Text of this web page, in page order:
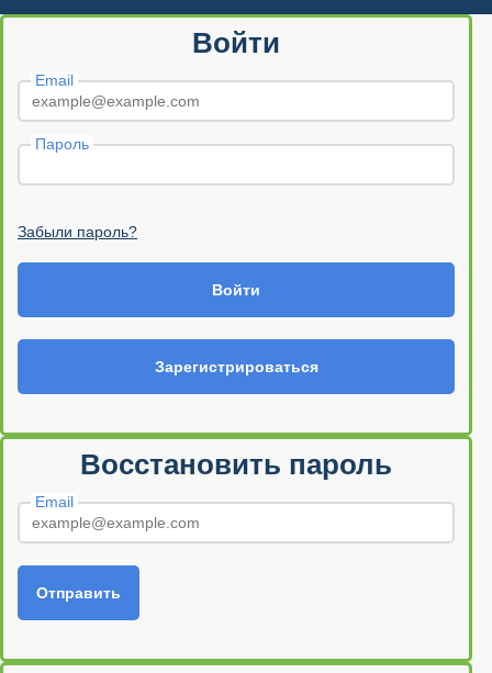
Войти
Email
Пароль
Забыли пароль?
Войти
Зарегистрироваться
Восстановить пароль
Email
Отправить